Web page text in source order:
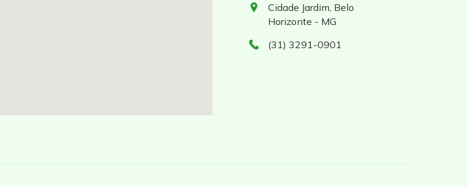
Cidade Jardim, Belo
Horizonte - MG
(31) 3291-0901